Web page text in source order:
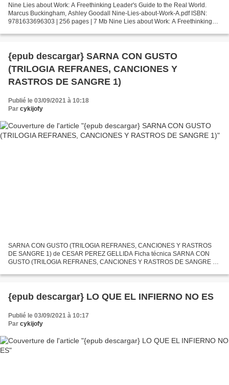
Nine Lies about Work: A Freethinking Leader's Guide to the Real World.
Marcus Buckingham, Ashley Goodall Nine-Lies-about-Work-A.pdf ISBN:
9781633696303 | 256 pages | 7 Mb Nine Lies about Work: A Freethinking
{epub descargar} SARNA CON GUSTO
(TRILOGIA REFRANES, CANCIONES Y
RASTROS DE SANGRE 1)
Publié le 03/09/2021 à 10:18
Par cykijofy
SARNA CON GUSTO (TRILOGIA REFRANES, CANCIONES Y RASTROS
DE SANGRE 1) de CESAR PEREZ GELLIDA Ficha técnica SARNA CON
GUSTO (TRILOGIA REFRANES, CANCIONES Y RASTROS DE SANGRE 1)
Formatos: Pdf,...
{epub descargar} LO QUE EL INFIERNO NO ES
Publié le 03/09/2021 à 10:17
Par cykijofy